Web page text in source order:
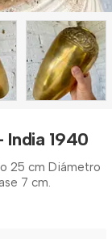
India 1940
25 cm Diámetro
7 cm.